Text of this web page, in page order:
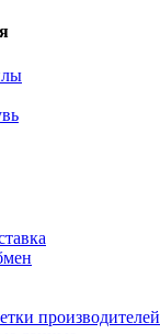
производителей